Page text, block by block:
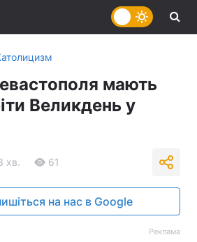
мають
Великдень у
хв. 61
на нас в Google
Реклама